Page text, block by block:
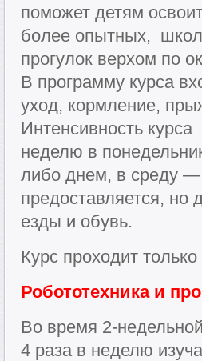
поможет детям
более опытных,
прогулок верхом по
В программу курса
уход, кормление,
Интенсивность
неделю в
либо днем, в среду —
предоставляется, но
езды и обувь.
Курс проходит
Робототехника и
Во время 2-
4 раза в неделю